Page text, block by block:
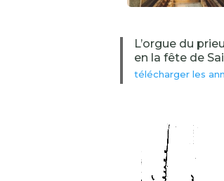
L’orgue du
en la fête de
télécharger les